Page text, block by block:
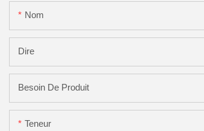
Nom
Dire
Besoin De Produit
Teneur